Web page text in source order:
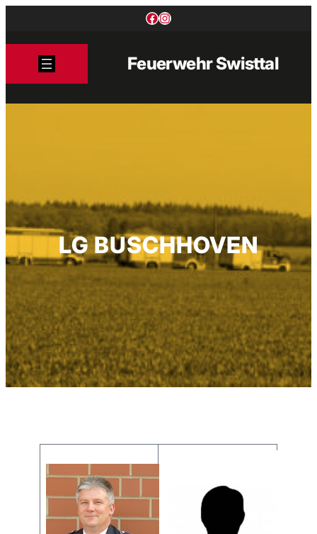
Facebook
Instagram
Feuerwehr Swisttal
LG BUSCHHOVEN